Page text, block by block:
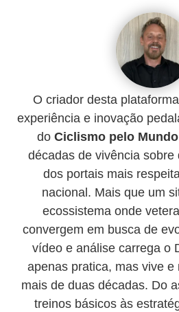
O criador desta
experiência e inovação
do Ciclismo pelo Mundo
décadas de vivência sobre
dos portais mais
nacional. Mais que um
ecossistema onde
convergem em busca de
vídeo e análise carrega o
apenas pratica, mas vive e
mais de duas décadas. Do
treinos básicos às